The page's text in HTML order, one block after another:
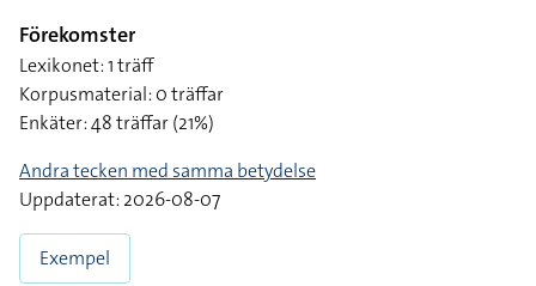
Förekomster
Lexikonet: 1 träff
Korpusmaterial: 0 träffar
Enkäter: 48 träffar (21%)
Andra tecken med samma betydelse
Uppdaterat: 2026-08-07
Exempel